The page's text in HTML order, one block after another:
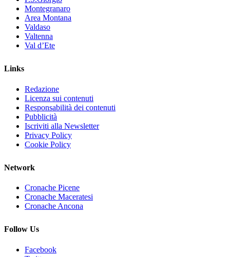
Montegranaro
Area Montana
Valdaso
Valtenna
Val d’Ete
Links
Redazione
Licenza sui contenuti
Responsabilità dei contenuti
Pubblicità
Iscriviti alla Newsletter
Privacy Policy
Cookie Policy
Network
Cronache Picene
Cronache Maceratesi
Cronache Ancona
Follow Us
Facebook